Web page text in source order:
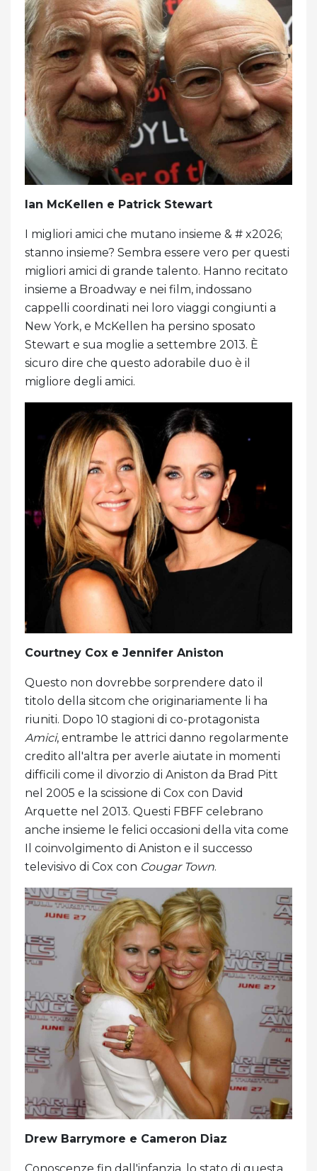
Ian McKellen e Patrick Stewart
I migliori amici che mutano insieme & # x2026;
stanno insieme? Sembra essere vero per questi
migliori amici di grande talento. Hanno recitato
insieme a Broadway e nei film, indossano
cappelli coordinati nei loro viaggi congiunti a
New York, e McKellen ha persino sposato
Stewart e sua moglie a settembre 2013. È
sicuro dire che questo adorabile duo è il
migliore degli amici.
Courtney Cox e Jennifer Aniston
Questo non dovrebbe sorprendere dato il
titolo della sitcom che originariamente li ha
riuniti. Dopo 10 stagioni di co-protagonista
Amici, entrambe le attrici danno regolarmente
credito all'altra per averle aiutate in momenti
difficili come il divorzio di Aniston da Brad Pitt
nel 2005 e la scissione di Cox con David
Arquette nel 2013. Questi FBFF celebrano
anche insieme le felici occasioni della vita come
Il coinvolgimento di Aniston e il successo
televisivo di Cox con Cougar Town.
Drew Barrymore e Cameron Diaz